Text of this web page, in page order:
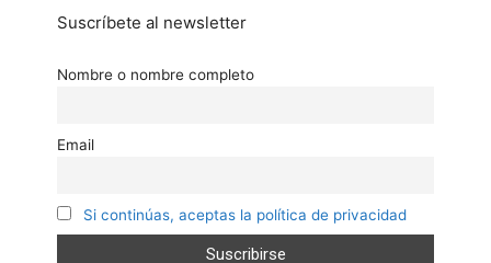
Suscríbete al newsletter
Nombre o nombre completo
Email
Si continúas, aceptas la política de privacidad